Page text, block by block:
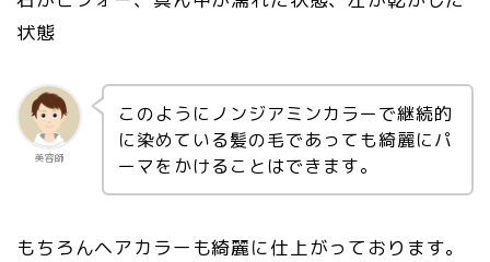
状態
美容師
このようにノンジアミンカラーで継続的
に染めている髪の毛であっても綺麗にパ
ーマをかけることはできます。
もちろんヘアカラーも綺麗に仕上がっております。